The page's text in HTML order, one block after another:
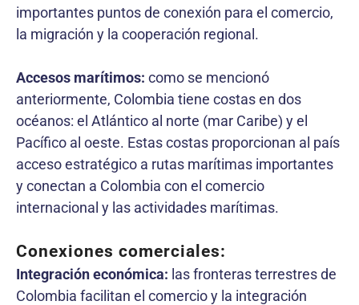
importantes puntos de conexión para el comercio,
la migración y la cooperación regional.
Accesos marítimos: como se mencionó
anteriormente, Colombia tiene costas en dos
océanos: el Atlántico al norte (mar Caribe) y el
Pacífico al oeste. Estas costas proporcionan al país
acceso estratégico a rutas marítimas importantes
y conectan a Colombia con el comercio
internacional y las actividades marítimas.
Conexiones comerciales:
Integración económica: las fronteras terrestres de
Colombia facilitan el comercio y la integración